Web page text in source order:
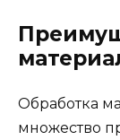
Обработка
множество